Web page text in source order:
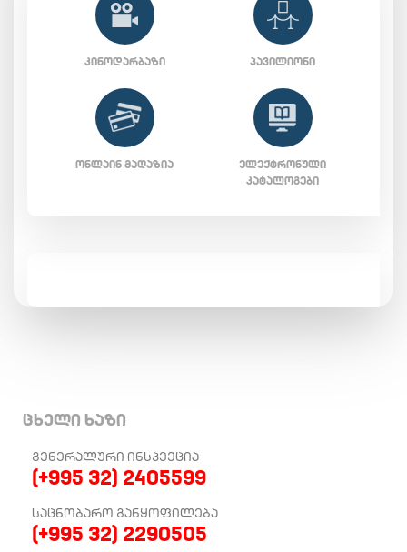
ᲙᲘᲜᲝᲓᲐᲠᲑᲐᲖᲘ ᲞᲐᲕᲘᲚᲘᲝᲜᲘ
ᲝᲜᲚᲐᲘᲜ ᲛᲐᲦᲐᲖᲘᲐ
ᲔᲚᲔᲥᲢᲠᲝᲜᲣᲚᲘ
ᲙᲐᲢᲐᲚᲝᲒᲔᲑᲘ
ცხელი ხაზი
ᲒᲔᲜᲔᲠᲐᲚᲣᲠᲘ ᲘᲜᲡᲞᲔᲥᲪᲘᲐ
(+995 32) 2405599
ᲡᲐᲪᲜᲝᲑᲐᲠᲝ ᲒᲐᲜᲧᲝᲤᲘᲚᲔᲑᲐ
(+995 32) 2290505